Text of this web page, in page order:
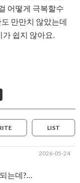
어떻게 극복할수
만만치 않았는데
쉽지 않아요.
LIST
2026-05-24
는데?…